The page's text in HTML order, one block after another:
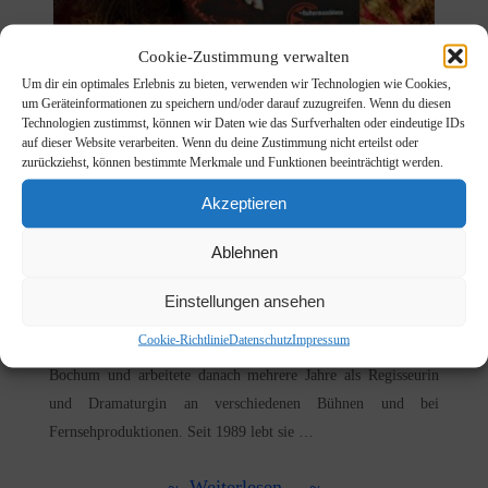
Cookie-Zustimmung verwalten
Um dir ein optimales Erlebnis zu bieten, verwenden wir Technologien wie Cookies,
um Geräteinformationen zu speichern und/oder darauf zuzugreifen. Wenn du diesen
Technologien zustimmst, können wir Daten wie das Surfverhalten oder eindeutige IDs
auf dieser Website verarbeiten. Wenn du deine Zustimmung nicht erteilst oder
zurückziehst, können bestimmte Merkmale und Funktionen beeinträchtigt werden.
Akzeptieren
Ablehnen
Einstellungen ansehen
Cookie-RichtlinieDatenschutzImpressum
Das Schattenveilchen – Ein neuer Roman
von Dorothea Renckhoff
Werden gemalte Blumen in Museen unsre letzte Zuflucht sein,
wenn in der vergifteten Luft unsrer Welt keine Blumen mehr
Intendanz von Peter Zadek Dramaturgin am Schauspielhaus
Bochum und arbeitete danach mehrere Jahre als Regisseurin
und Dramaturgin an verschiedenen Bühnen und bei
Fernsehproduktionen. Seit 1989 lebt sie …